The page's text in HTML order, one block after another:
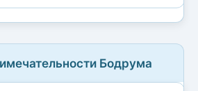
Бодрума